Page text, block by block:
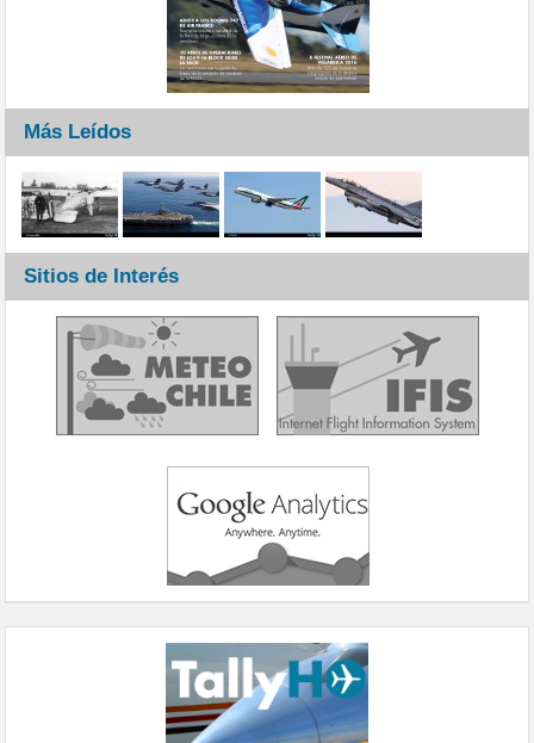
Más Leídos
Sitios de Interés